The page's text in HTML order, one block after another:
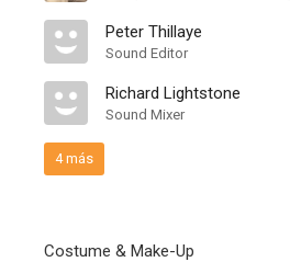
Peter Thillaye
Sound Editor
Richard Lightstone
Sound Mixer
4 más
Costume & Make-Up